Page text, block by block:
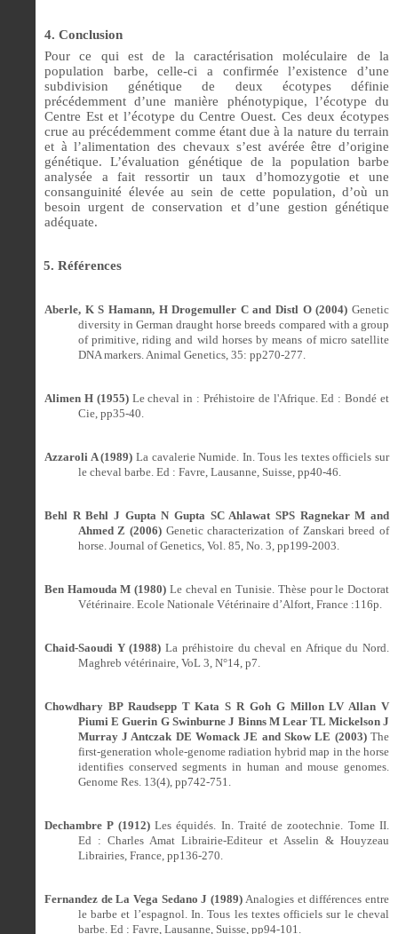
4. Conclusion
Pour ce qui est de la caractérisation moléculaire de la
population barbe, celle-ci a confirmée l’existence d’une
subdivision génétique de deux écotypes définie
précédemment d’une manière phénotypique, l’écotype du
Centre Est et l’écotype du Centre Ouest. Ces deux écotypes
crue au précédemment comme étant due à la nature du terrain
et à l’alimentation des chevaux s’est avérée être d’origine
génétique. L’évaluation génétique de la population barbe
analysée a fait ressortir un taux d’homozygotie et une
consanguinité élevée au sein de cette population, d’où un
besoin urgent de conservation et d’une gestion génétique
adéquate.
5. Références
Aberle, K S Hamann, H Drogemuller C and Distl O (2004) Genetic
diversity in German draught horse breeds compared with a group
of primitive, riding and wild horses by means of micro satellite
DNA markers. Animal Genetics, 35: pp270-277.
Alimen H (1955)Le cheval in : Préhistoire de l'Afrique. Ed : Bondé et
Cie, pp35-40.
Azzaroli A (1989) La cavalerie Numide. In. Tous les textes officiels sur
le cheval barbe. Ed : Favre, Lausanne, Suisse, pp40-46.
Behl R Behl J Gupta N Gupta SC Ahlawat SPS Ragnekar M and
Ahmed Z (2006) Genetic characterization of Zanskari breed of
horse. Journal of Genetics, Vol. 85, No. 3, pp199-2003.
Ben Hamouda M (1980) Le cheval en Tunisie. Thèse pour le Doctorat
Vétérinaire. Ecole Nationale Vétérinaire d’Alfort, France :116p.
Chaid-Saoudi Y (1988) La préhistoire du cheval en Afrique du Nord.
Maghreb vétérinaire, VoL 3, N°14, p7.
Chowdhary BP Raudsepp T Kata S R Goh G Millon LV Allan V
Piumi E Guerin G Swinburne J Binns M Lear TL Mickelson J
Murray J Antczak DE Womack JE and Skow LE (2003) The
first-generation whole-genome radiation hybrid map in the horse
identifies conserved segments in human and mouse genomes.
Genome Res. 13(4), pp742-751.
Dechambre P (1912)Les équidés. In. Traité de zootechnie. Tome II.
Ed : Charles Amat Librairie-Editeur et Asselin & Houyzeau
Librairies, France, pp136-270.
Fernandez de La Vega Sedano J (1989) Analogies et différences entre
le barbe et l’espagnol. In. Tous les textes officiels sur le cheval
barbe. Ed : Favre, Lausanne, Suisse, pp94-101.